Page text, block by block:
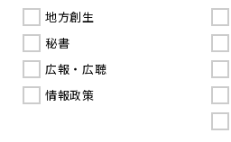
地方創生
秘書
広報・広聴
情報政策